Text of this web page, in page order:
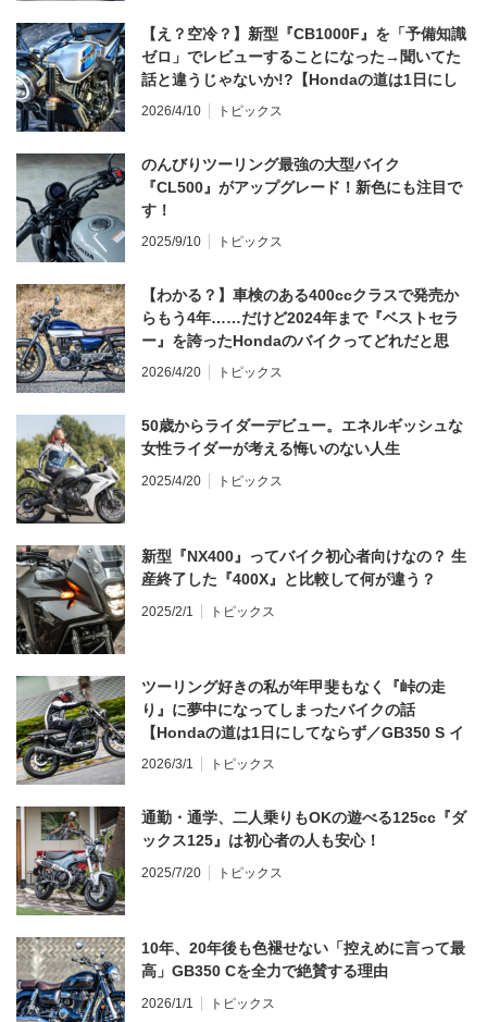
【え？空冷？】新型『CB1000F』を「予備知識
ゼロ」でレビューすることになった→聞いてた
話と違うじゃないか!?【Hondaの道は1日にし
てならず／CB1000F ①第一印象 編】
2026/4/10 トピックス
のんびりツーリング最強の大型バイク
『CL500』がアップグレード！新色にも注目で
す！
2025/9/10 トピックス
【わかる？】車検のある400ccクラスで発売か
らもう4年……だけど2024年まで『ベストセラ
ー』を誇ったHondaのバイクってどれだと思
う？
2026/4/20 トピックス
50歳からライダーデビュー。エネルギッシュな
女性ライダーが考える悔いのない人生
2025/4/20 トピックス
新型『NX400』ってバイク初心者向けなの？ 生
産終了した『400X』と比較して何が違う？
2025/2/1 トピックス
ツーリング好きの私が年甲斐もなく『峠の走
り』に夢中になってしまったバイクの話
【Hondaの道は1日にしてならず／GB350 S イ
ンプレ・レビュー 前編】
2026/3/1 トピックス
通勤・通学、二人乗りもOKの遊べる125cc『ダ
ックス125』は初心者の人も安心！
2025/7/20 トピックス
10年、20年後も色褪せない「控えめに言って最
高」GB350 Cを全力で絶賛する理由
2026/1/1 トピックス